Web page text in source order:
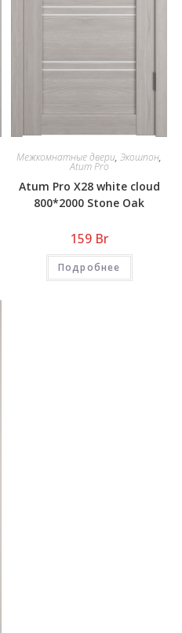
Межкомнатные двери,Экошпон,
Atum Pro
Atum Pro Х28 white cloud
800*2000 Stone Oak
159 Br
Подробнее